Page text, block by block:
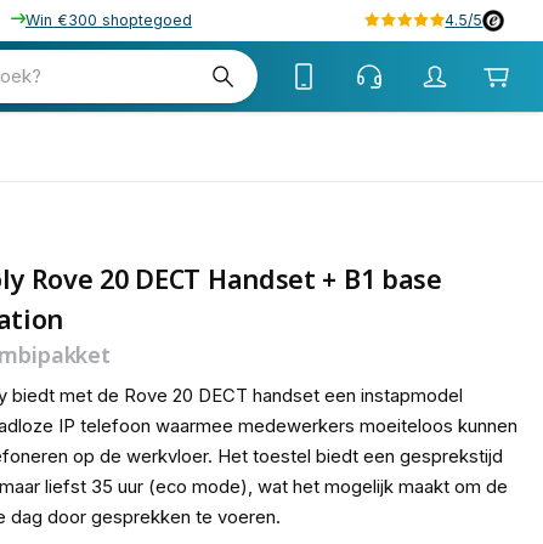
Win €300 shoptegoed 4.5/5
Rove 20 DECT Handset + B1 base
biedt met de Rove 20 DECT handset een instapmodel
IP telefoon waarmee medewerkers moeiteloos kunnen
op de werkvloer. Het toestel biedt een gesprekstijd
liefst 35 uur (eco mode), wat het mogelijk maakt om de
dag door gesprekken te voeren.